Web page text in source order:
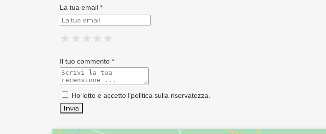
La tua email *
★
★ ★
★ ★ ★
★ ★ ★ ★
★ ★ ★ ★ ★
Il tuo commento *
Ho letto e accetto l'politica sulla riservatezza